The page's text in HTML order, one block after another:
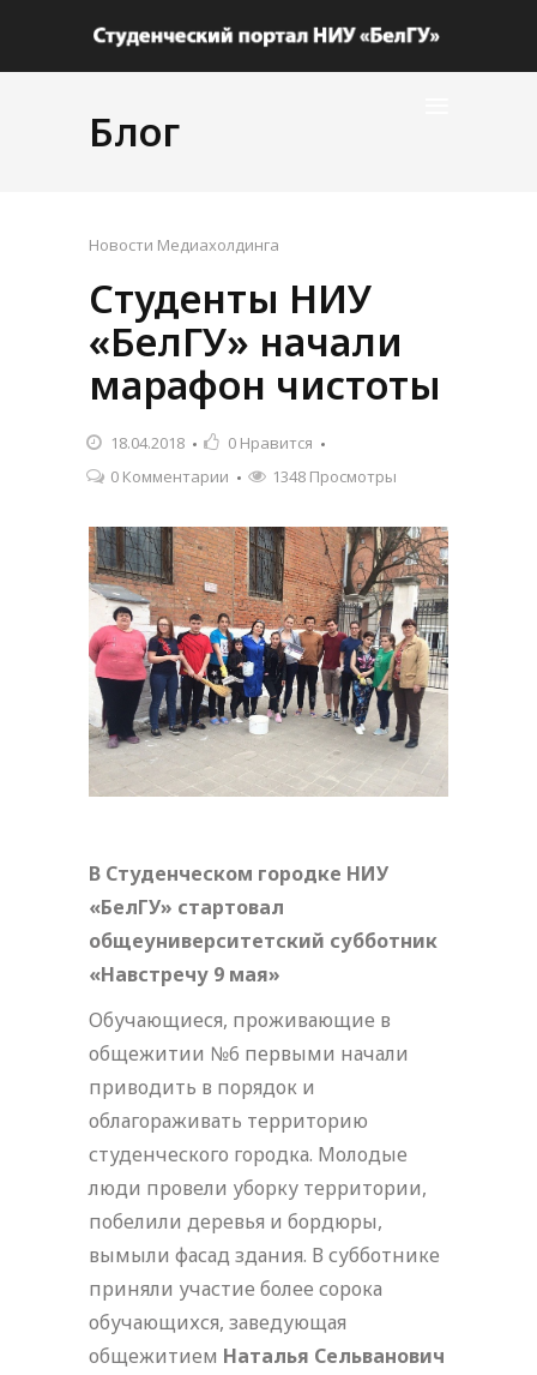
Блог
Новости Медиахолдинга
Студенты НИУ
«БелГУ» начали
марафон чистоты
18.04.2018 0 Нравится
0 Комментарии
1348 Просмотры
В Студенческом городке НИУ
«БелГУ» стартовал
общеуниверситетский субботник
«Навстречу 9 мая»
Обучающиеся, проживающие в
общежитии №6 первыми начали
приводить в порядок и
облагораживать территорию
студенческого городка. Молодые
люди провели уборку территории,
побелили деревья и бордюры,
вымыли фасад здания. В субботнике
приняли участие более сорока
обучающихся, заведующая
общежитием Наталья Сельванович